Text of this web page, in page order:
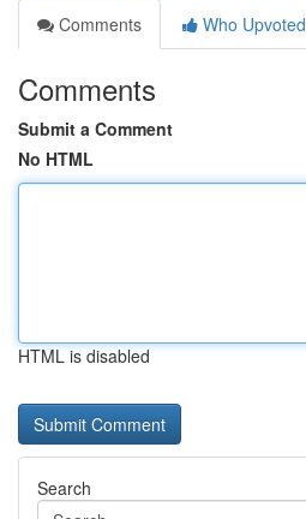
Comments
Who Upvoted
Comments
Submit a Comment
No HTML
HTML is disabled
Search